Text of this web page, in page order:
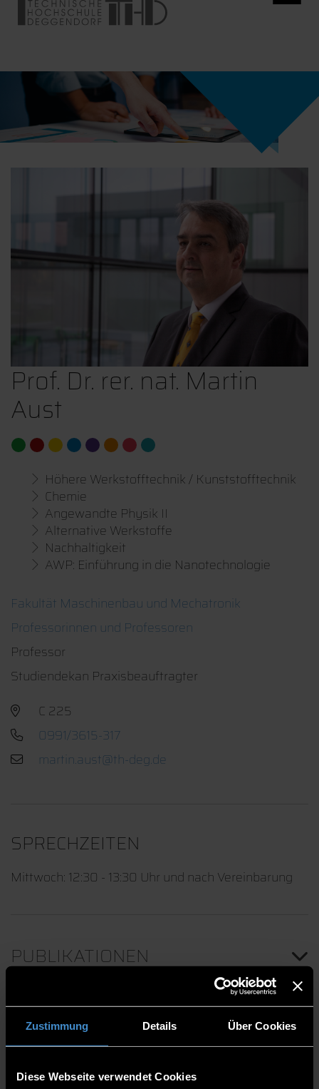
Zustimmung Details Über Cookies
Diese Webseite verwendet Cookies
Prof. Dr. rer. nat. Martin
Aust
Höhere Werkstofftechnik / Kunststofftechnik
Chemie
Angewandte Physik II
Alternative Werkstoffe
Nachhaltigkeit
AWP: Einführung in die Nanotechnologie
Fakultät Maschinenbau und Mechatronik
Professorinnen und Professoren
Professor
Studiendekan Praxisbeauftragter
C 225
0991/3615-317
SPRECHZEITEN
Mittwoch: 12:30 - 13:30 Uhr und nach Vereinbarung
PUBLIKATIONEN
LABORE
Labor für Kunststoffverfahrenstechnik und -analytik